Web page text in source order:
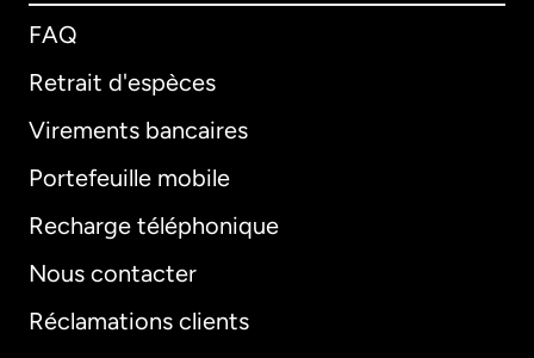
FAQ
Retrait d'espèces
Virements bancaires
Portefeuille mobile
Recharge téléphonique
Nous contacter
Réclamations clients